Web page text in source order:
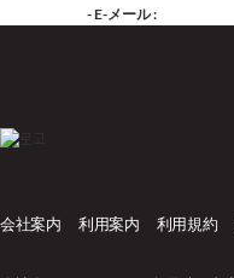
- E-メール :
会社案内 利用案内 利用規約